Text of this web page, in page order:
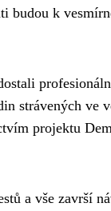
budou k
strávených ve
projektu
a vše završí